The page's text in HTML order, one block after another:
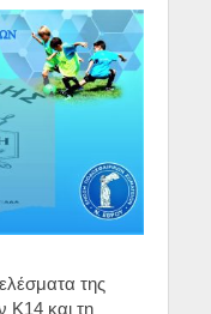
της
Κ14 και τη